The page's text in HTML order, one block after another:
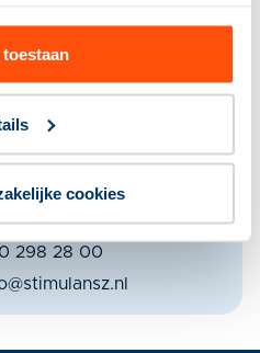
cookies
over dit
Willemsen helpt je
verder.
298 28 00